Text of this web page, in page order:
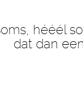
hééél
dat dan